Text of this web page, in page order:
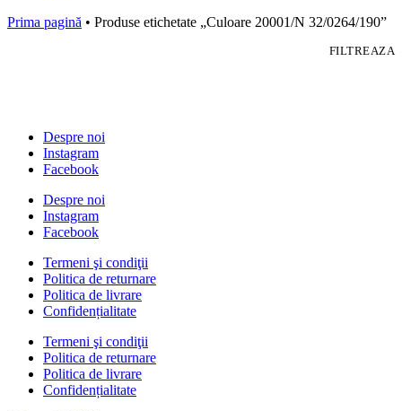
Prima pagină • Produse etichetate „Culoare 20001/N 32/0264/190”
FILTREAZA
Despre noi
Instagram
Facebook
Despre noi
Instagram
Facebook
Termeni şi condiţii
Politica de returnare
Politica de livrare
Confidențialitate
Termeni şi condiţii
Politica de returnare
Politica de livrare
Confidențialitate